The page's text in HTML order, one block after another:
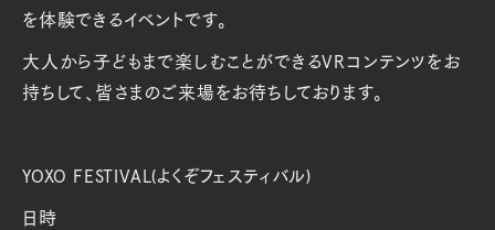
を体験できるイベントです。
大人から子どもまで楽しむことができるVRコンテンツをお
持ちして、皆さまのご来場をお待ちしております。
YOXO FESTIVAL(よくぞフェスティバル)
日時